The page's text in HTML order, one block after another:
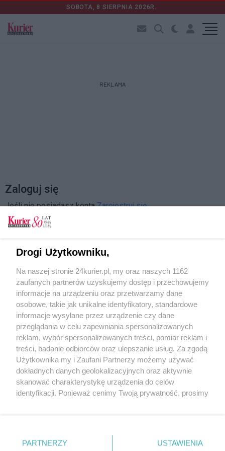
SOBOTA, 8 SIERPNIA 2026R.
REKLAMA
Zaloguj się
Jeśli nie posiadasz kontaZarejestruj się
Zapamiętać?
Zaloguj
Zapomniałem hasła
Copyright © 2022 Kurier Szczeciński sp. z o.o.
Drogi Użytkowniku,
Na naszej stronie 24kurier.pl, my oraz naszych 1162
zaufanych partnerów uzyskujemy dostęp i przechowujemy
informacje na urządzeniu oraz przetwarzamy dane
osobowe, takie jak unikalne identyfikatory, standardowe
informacje wysyłane przez urządzenie czy dane
przeglądania w celu zapewniania spersonalizowanych
reklam, wybór spersonalizowanych treści, pomiar reklam i
treści, badanie odbiorców oraz ulepszanie usług. Za zgodą
Użytkownika my i Zaufani Partnerzy możemy używać
dokładnych danych geolokalizacyjnych oraz aktywnie
skanować charakterystykę urządzenia do celów
identyfikacji. Ponieważ cenimy Twoją prywatność, prosimy
prywatności znajdujący się w lewym dolnym rogu strony
. Niektóre rodzaje przetwarzania danych nie wymagają
PARTNERZY USTAWIENIA